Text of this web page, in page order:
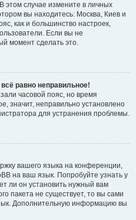
этом случае измените в личных
вы находитесь: Москва, Киев и
как и большинство настроек,
Если вы не
момент сделать это.
равно неправильное!
часовой пояс, но время
значит, неправильно установлено
для устранения проблемы.
вашего языка на конференции,
на ваш язык. Попробуйте узнать у
ли он установить нужный вам
пакета не существует, то вы сами
Дополнительную информацию вы